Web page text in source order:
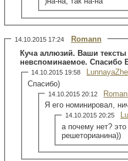
14.10.2015 17:24
Romann
Куча аллюзий. Ваши
невспоминаемое. Спасибо
14.10.2015 19:58
Спасибо)
14.10.2015 20:12
Я его номинировал,
14.10.2015 20:25
а почему нет?
решеторианина))